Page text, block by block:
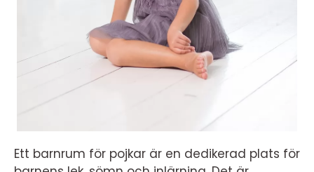
Ett barnrum för pojkar är en dedikerad plats för